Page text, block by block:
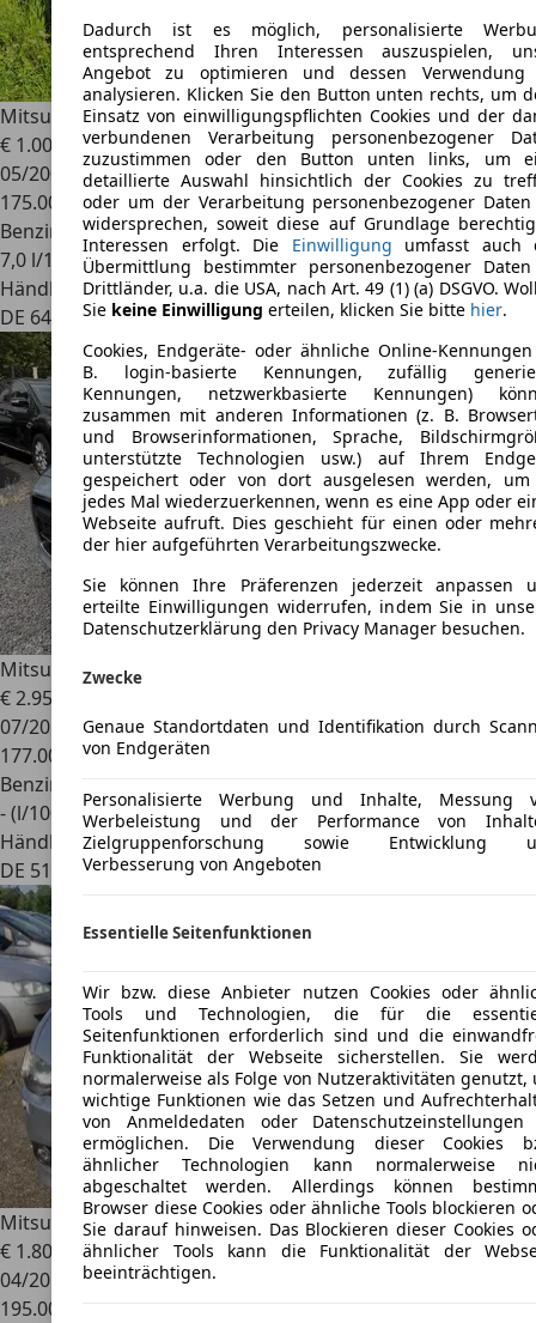
Dadurch ist es möglich, personalisierte
entsprechend Ihren Interessen auszuspielen,
Angebot zu optimieren und dessen Verwendung
analysieren. Klicken Sie den Button unten rechts, um
Einsatz von einwilligungspflichten Cookies und der
verbundenen Verarbeitung personenbezogener
zuzustimmen oder den Button unten links, um
detaillierte Auswahl hinsichtlich der Cookies zu
oder um der Verarbeitung personenbezogener
widersprechen, soweit diese auf Grundlage
Interessen erfolgt. Die Einwilligung umfasst auch
Übermittlung bestimmter personenbezogener
Drittländer, u.a. die USA, nach Art. 49 (1) (a) DSGVO.
Sie keine Einwilligung erteilen, klicken Sie bitte hier.
Cookies, Endgeräte- oder ähnliche Online-
B. login-basierte Kennungen, zufällig
Kennungen, netzwerkbasierte Kennungen)
zusammen mit anderen Informationen (z. B.
und Browserinformationen, Sprache,
unterstützte Technologien usw.) auf Ihrem
gespeichert oder von dort ausgelesen werden, um
jedes Mal wiederzuerkennen, wenn es eine App oder
Webseite aufruft. Dies geschieht für einen oder
der hier aufgeführten Verarbeitungszwecke.
Sie können Ihre Präferenzen jederzeit anpassen
erteilte Einwilligungen widerrufen, indem Sie in
Datenschutzerklärung den Privacy Manager besuchen.
Zwecke
Genaue Standortdaten und Identifikation durch
von Endgeräten
Personalisierte Werbung und Inhalte, Messung
Werbeleistung und der Performance von
Zielgruppenforschung sowie Entwicklung
Verbesserung von Angeboten
Essentielle Seitenfunktionen
Wir bzw. diese Anbieter nutzen Cookies oder
Tools und Technologien, die für die
Seitenfunktionen erforderlich sind und die
Funktionalität der Webseite sicherstellen. Sie
normalerweise als Folge von Nutzeraktivitäten genutzt,
wichtige Funktionen wie das Setzen und
von Anmeldedaten oder Datenschutzeinstellungen
ermöglichen. Die Verwendung dieser Cookies
ähnlicher Technologien kann normalerweise
abgeschaltet werden. Allerdings können
Browser diese Cookies oder ähnliche Tools blockieren
Sie darauf hinweisen. Das Blockieren dieser Cookies
ähnlicher Tools kann die Funktionalität der
beeinträchtigen.
Mitsubishi LancerKombi * Klimaanlage *
€ 1.000
05/2005
175.000 km
Benzin
7,0 l/100 km (komb.)
Händler
DE 64291
Mitsubishi Lancer
€ 2.950
07/2010
177.000 km
Benzin
- (l/100 km)
Händler
DE 51469
Mitsubishi LancerLancer Fließheck 1.6 ClearTec Invite
€ 1.800
04/2012
195.008 km